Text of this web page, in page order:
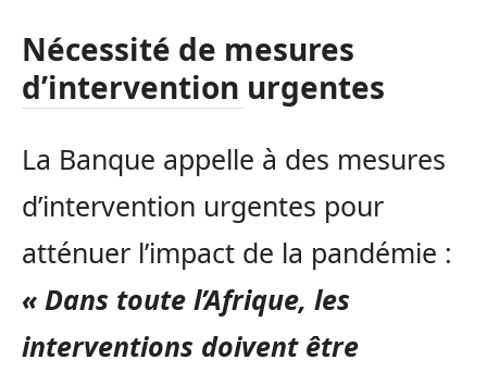
Nécessité de mesures
d’intervention urgentes
La Banque appelle à des mesures
d’intervention urgentes pour
atténuer l’impact de la pandémie :
« Dans toute l’Afrique, les
interventions doivent être